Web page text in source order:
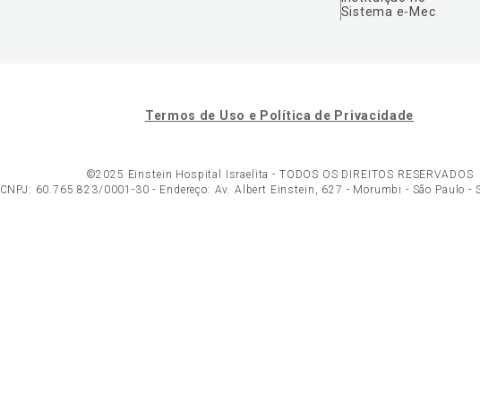
Sistema e-Mec
Termos de Uso e Política de Privacidade
©2025 Einstein Hospital Israelita - TODOS OS DIREITOS RESERVADOS
CNPJ: 60.765.823/0001-30 - Endereço: Av. Albert Einstein, 627 - Morumbi - São Paulo -